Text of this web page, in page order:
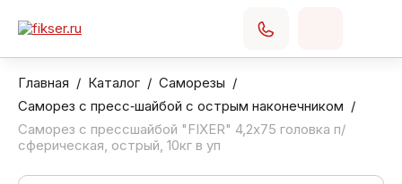
Главная Каталог
Саморезы
Саморез с пресс‑шайбой с острым наконечником
Саморез с прессшайбой "FIXER" 4,2х75 головка п/
сферическая, острый, 10кг в уп